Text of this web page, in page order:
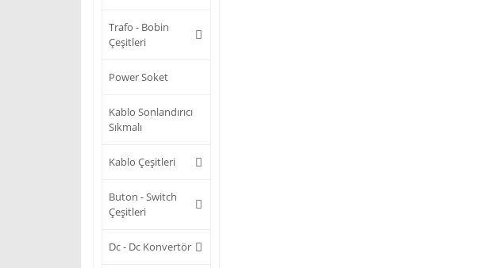
Trafo - Bobin
Çeşitleri
Power Soket
Kablo Sonlandırıcı
Sıkmalı
Kablo Çeşitleri
Buton - Switch
Çeşitleri
Dc - Dc Konvertör